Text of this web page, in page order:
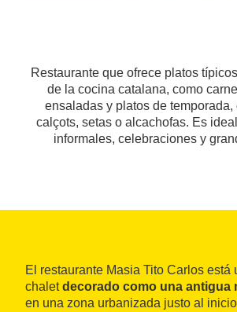
Restaurante que ofrece platos
de la cocina catalana, como
ensaladas y platos de temporada,
calçots, setas o alcachofas. Es
informales, celebraciones y
El restaurante Masia Tito Carlos está
chaletdecorado como una antigua
en una zona urbanizada justo al inicio